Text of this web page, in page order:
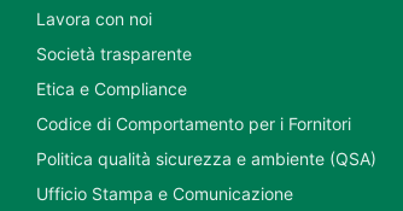
Lavora con noi
Società trasparente
Etica e Compliance
Codice di Comportamento per i Fornitori
Politica qualità sicurezza e ambiente (QSA)
Ufficio Stampa e Comunicazione